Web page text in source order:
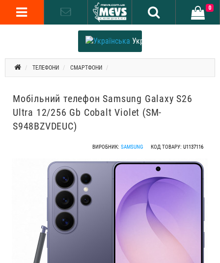
Українська
0
ТЕЛЕФОНИ СМАРТФОНИ
Мобільний телефон Samsung Galaxy S26
Ultra 12/256 Gb Cobalt Violet (SM-
S948BZVDEUC)
ВИРОБНИК: SAMSUNG КОД ТОВАРУ: U1137116